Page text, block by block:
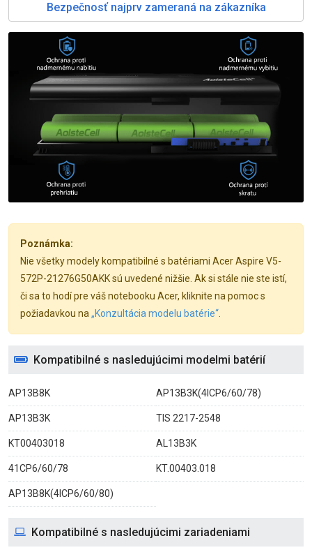
Bezpečnosť najprv zameraná na zákazníka
Poznámka:
Nie všetky modely kompatibilné s batériami Acer Aspire V5-
572P-21276G50AKK sú uvedené nižšie. Ak si stále nie ste istí,
či sa to hodí pre váš notebooku Acer, kliknite na pomoc s
požiadavkou na „Konzultácia modelu batérie“
Kompatibilné s nasledujúcimi modelmi batérií
AP13B8K AP13B3K(4ICP6/60/78)
AP13B3K TIS 2217-2548
KT00403018 AL13B3K
41CP6/60/78 KT.00403.018
AP13B8K(4ICP6/60/80)
Kompatibilné s nasledujúcimi zariadeniami